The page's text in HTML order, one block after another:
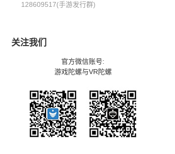
128609517(手游发行群)
关注我们
官方微信账号:
游戏陀螺与VR陀螺